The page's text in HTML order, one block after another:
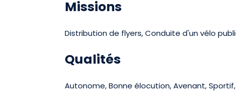
Missions
Distribution de flyers, Conduite d'un vélo
Qualités
Autonome, Bonne élocution, Avenant,